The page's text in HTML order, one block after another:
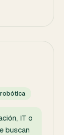
IT o
buscan